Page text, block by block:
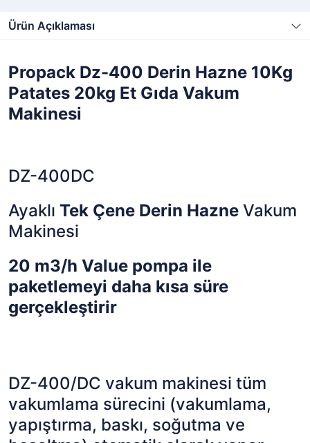
Ürün Açıklaması
Propack Dz-400 Derin Hazne 10Kg
Patates 20kg Et Gıda Vakum
Makinesi
DZ-400DC
Ayaklı Tek Çene Derin Hazne Vakum
Makinesi
20 m3/h Value pompa ile
paketlemeyi daha kısa süre
gerçekleştirir
DZ-400/DC vakum makinesi tüm
vakumlama sürecini (vakumlama,
yapıştırma, baskı, soğutma ve